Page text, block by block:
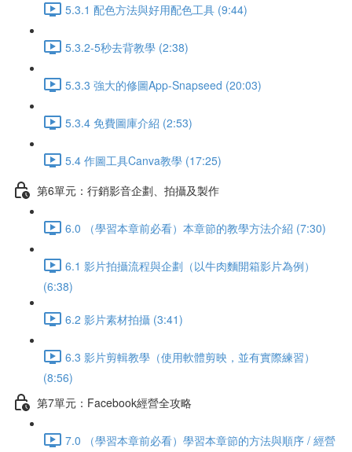
5.3.1 配色方法與好用配色工具 (9:44)
5.3.2-5秒去背教學 (2:38)
5.3.3 強大的修圖App-Snapseed (20:03)
5.3.4 免費圖庫介紹 (2:53)
5.4 作圖工具Canva教學 (17:25)
第6單元：行銷影音企劃、拍攝及製作
6.0 （學習本章前必看）本章節的教學方法介紹 (7:30)
6.1 影片拍攝流程與企劃（以牛肉麵開箱影片為例）
(6:38)
6.2 影片素材拍攝 (3:41)
6.3 影片剪輯教學（使用軟體剪映，並有實際練習）
(8:56)
第7單元：Facebook經營全攻略
7.0 （學習本章前必看）學習本章節的方法與順序 / 經營